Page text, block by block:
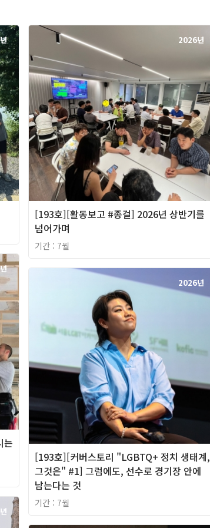
2026년
[193호][활동보고 #종걸] 2026년 상반기를
넘어가며
기간 : 7월
는
2026년
[193호][커버스토리 "LGBTQ+ 정치 생태계,
그것은" #1] 그럼에도, 선수로 경기장 안에
남는다는 것
기간 : 7월